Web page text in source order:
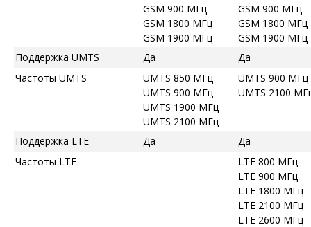
GSM 900 МГц
GSM 1800 МГц
GSM 1900 МГц
GSM 900 МГц
GSM 1800 МГц
GSM 1900 МГц
Поддержка UMTS
Да
Да
Частоты UMTS
UMTS 850 МГц
UMTS 900 МГц
UMTS 1900 МГц
UMTS 2100 МГц
UMTS 900 МГц
UMTS 2100
Поддержка LTE Да
Да
Частоты LTE
--
LTE 800 МГц
LTE 900 МГц
LTE 1800 МГц
LTE 2100 МГц
LTE 2600 МГц